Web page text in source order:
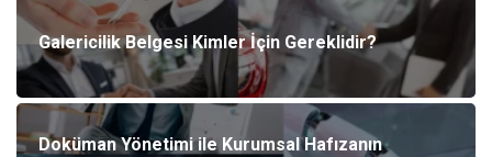
Galericilik Belgesi Kimler İçin Gereklidir?
Doküman Yönetimi ile Kurumsal Hafızanın